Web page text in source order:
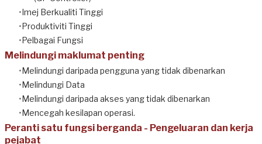
Imej Berkualiti Tinggi
Produktiviti Tinggi
Pelbagai Fungsi
Melindungi maklumat penting
Melindungi daripada pengguna yang tidak dibenarkan
Melindungi Data
Melindungi daripada akses yang tidak dibenarkan
Mencegah kesilapan operasi.
Peranti satu fungsi berganda - Pengeluaran dan kerja
pejabat